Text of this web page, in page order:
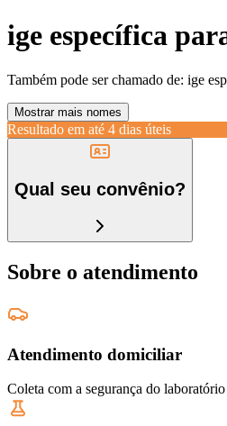
ige específica
Também pode ser chamado de: ige
Mostrar mais nomes
Resultado em até 4 dias úteis
Qual seu convênio?
Sobre o atendimento
Atendimento domiciliar
Coleta com a segurança do